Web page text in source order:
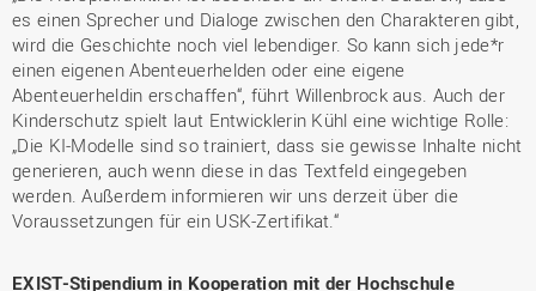
es einen Sprecher und Dialoge zwischen den Charakteren gibt,
wird die Geschichte noch viel lebendiger. So kann sich jede*r
einen eigenen Abenteuerhelden oder eine eigene
Abenteuerheldin erschaffen“, führt Willenbrock aus. Auch der
Kinderschutz spielt laut Entwicklerin Kühl eine wichtige Rolle:
„Die KI-Modelle sind so trainiert, dass sie gewisse Inhalte nicht
generieren, auch wenn diese in das Textfeld eingegeben
werden. Außerdem informieren wir uns derzeit über die
Voraussetzungen für ein USK-Zertifikat.“
EXIST-Stipendium in Kooperation mit der Hochschule